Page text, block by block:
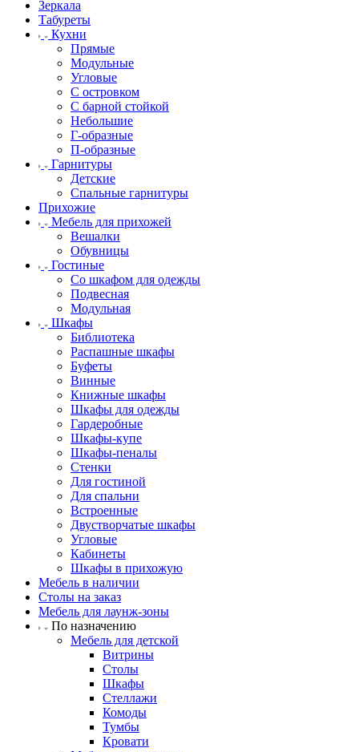
Зеркала
Табуреты
Кухни
Прямые
Модульные
Угловые
С островком
С барной стойкой
Небольшие
Г-образные
П-образные
Гарнитуры
Детские
Спальные гарнитуры
Прихожие
Мебель для прихожей
Вешалки
Обувницы
Гостиные
Со шкафом для одежды
Подвесная
Модульная
Шкафы
Библиотека
Распашные шкафы
Буфеты
Винные
Книжные шкафы
Шкафы для одежды
Гардеробные
Шкафы-купе
Шкафы-пеналы
Стенки
Для гостиной
Для спальни
Встроенные
Двустворчатые шкафы
Угловые
Кабинеты
Шкафы в прихожую
Мебель в наличии
Столы на заказ
Мебель для лаунж-зоны
По назначению
Мебель для детской
Витрины
Столы
Шкафы
Стеллажи
Комоды
Тумбы
Кровати